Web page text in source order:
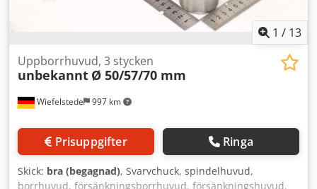
1 / 13
Wiefelstede 997 km
Uppborrhuvud, 3 stycken
unbekannt Ø 50/57/70 mm
Prisuppgifter Ringa
Skick: bra (begagnad), Svarvchuck, spindelhuvud,
borrhuvud, försänkningsborrhuvud, försänkningshuvud,